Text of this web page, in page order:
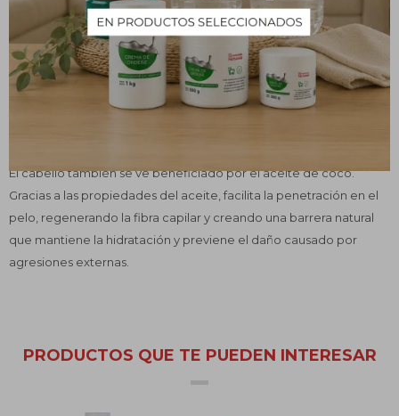
El aceite de coco es un maravilloso cosmético natural. Ayuda a
hidratar y proteger nuestra piel y cabello gracias a su alto
El cabello también se ve beneficiado por el aceite de coco.
Gracias a las propiedades del aceite, facilita la penetración en el
pelo, regenerando la fibra capilar y creando una barrera natural
que mantiene la hidratación y previene el daño causado por
agresiones externas.
PRODUCTOS QUE TE PUEDEN INTERESAR